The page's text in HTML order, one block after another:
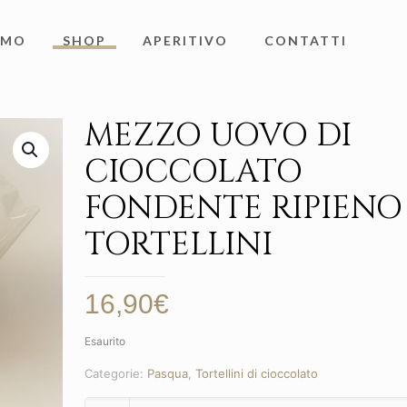
SHOP APERITIVO CONTATTI
MEZZO UOVO DI
CIOCCOLATO
FONDENTE
TORTELLINI
16,90€
Esaurito
Categorie: Pasqua ,Tortellini di cioccolato